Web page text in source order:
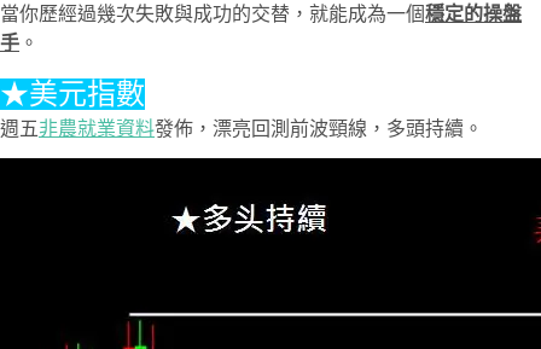
當你歷經過幾次失敗與成功的交替，就能成為一個穩定的操盤
手 。
★美元指數
週五非農就業資料發佈，漂亮回測前波頸線，多頭持續。